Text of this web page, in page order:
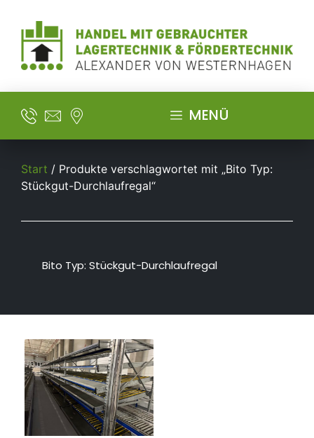
MENÜ
Start / Produkte verschlagwortet mit „Bito Typ:
Stückgut-Durchlaufregal“
Bito Typ: Stückgut-Durchlaufregal